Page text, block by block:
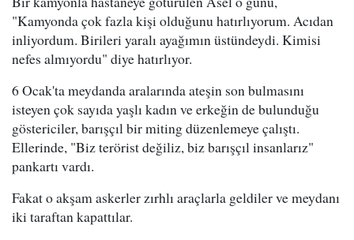
"Kamyonda çok fazla kişi olduğunu hatırlıyorum. Acıdan
inliyordum. Birileri yaralı ayağımın üstündeydi. Kimisi
nefes almıyordu" diye hatırlıyor.
6 Ocak'ta meydanda aralarında ateşin son bulmasını
isteyen çok sayıda yaşlı kadın ve erkeğin de bulunduğu
göstericiler, barışçıl bir miting düzenlemeye çalıştı.
Ellerinde, "Biz terörist değiliz, biz barışçıl insanlarız"
pankartı vardı.
Fakat o akşam askerler zırhlı araçlarla geldiler ve meydanı
iki taraftan kapattılar.